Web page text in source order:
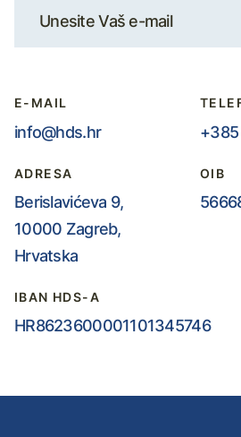
E-MAIL
info@hds.hr
ADRESA
Berislavićeva 9,
10000 Zagreb,
Hrvatska
OIB
IBAN HDS-A
HR8623600001101345746